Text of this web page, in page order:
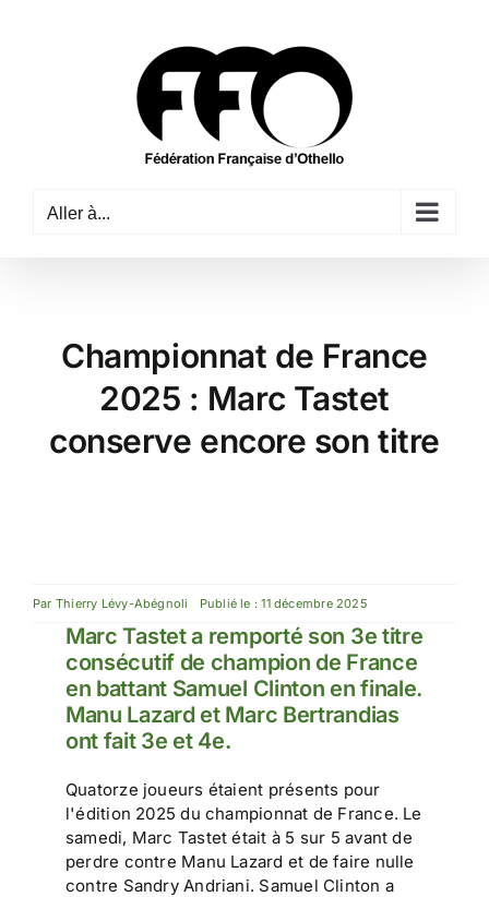
Aller à...
Championnat de France
2025 : Marc Tastet
conserve encore son titre
Par Thierry Lévy-Abégnoli Publié le : 11 décembre 2025
Marc Tastet a remporté son 3e titre
consécutif de champion de France
en battant Samuel Clinton en finale.
Manu Lazard et Marc Bertrandias
ont fait 3e et 4e.
Quatorze joueurs étaient présents pour
l'édition 2025 du championnat de France. Le
samedi, Marc Tastet était à 5 sur 5 avant de
perdre contre Manu Lazard et de faire nulle
contre Sandry Andriani. Samuel Clinton a